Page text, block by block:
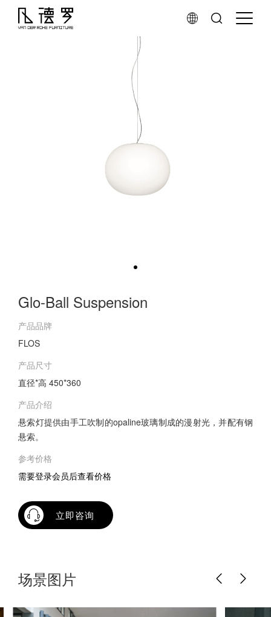
Glo-Ball Suspension
产品品牌
FLOS
产品尺寸
直径*高 450*360
产品介绍
悬索灯提供由手工吹制的opaline玻璃制成的漫射光，并配有钢
悬索。
参考价格
需要登录会员后查看价格
立即咨询
场景图片